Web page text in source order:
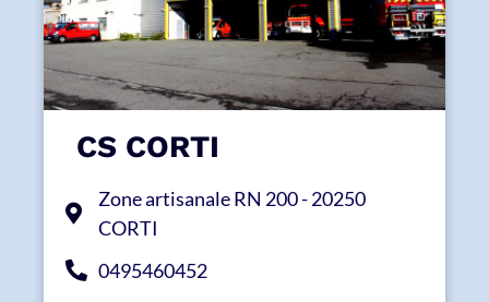
CS CORTI
Zone artisanale RN 200 - 20250
CORTI
0495460452